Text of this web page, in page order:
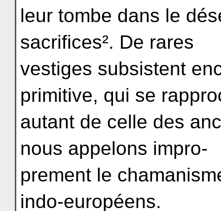
leur tombe dans le
sacrifices². De rares
vestiges subsistent
primitive, qui se
autant de celle des
nous appelons impro-
prement le
indo-européens.